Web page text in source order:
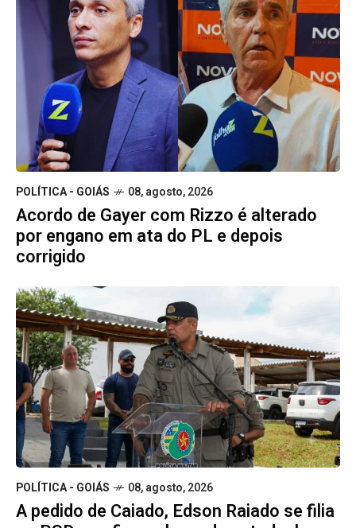
POLÍTICA - GOIÁS 08, agosto, 2026
Acordo de Gayer com Rizzo é alterado
por engano em ata do PL e depois
corrigido
POLÍTICA - GOIÁS 08, agosto, 2026
A pedido de Caiado, Edson Raiado se filia